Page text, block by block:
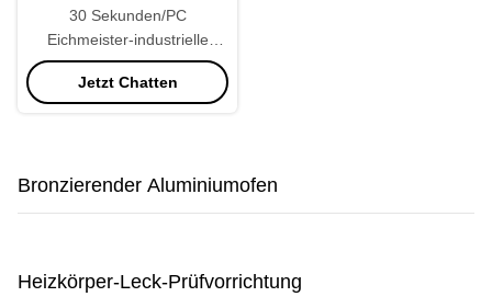
30 Sekunden/PC
Eichmeister-industrielle
vakuumverpackende
Maschine justierbar
Jetzt Chatten
Bronzierender Aluminiumofen
Heizkörper-Leck-Prüfvorrichtung